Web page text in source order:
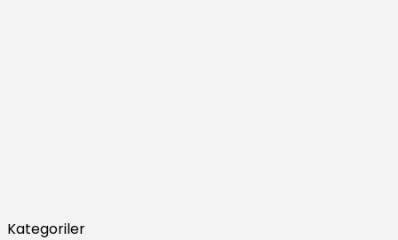
Kategoriler